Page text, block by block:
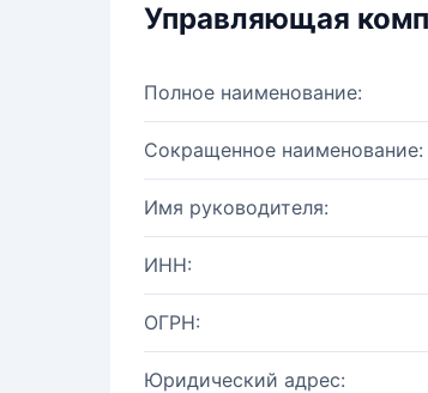
Управляющая
Полное наименование:
Сокращенное наименование:
Имя руководителя:
ИНН:
ОГРН:
Юридический адрес: